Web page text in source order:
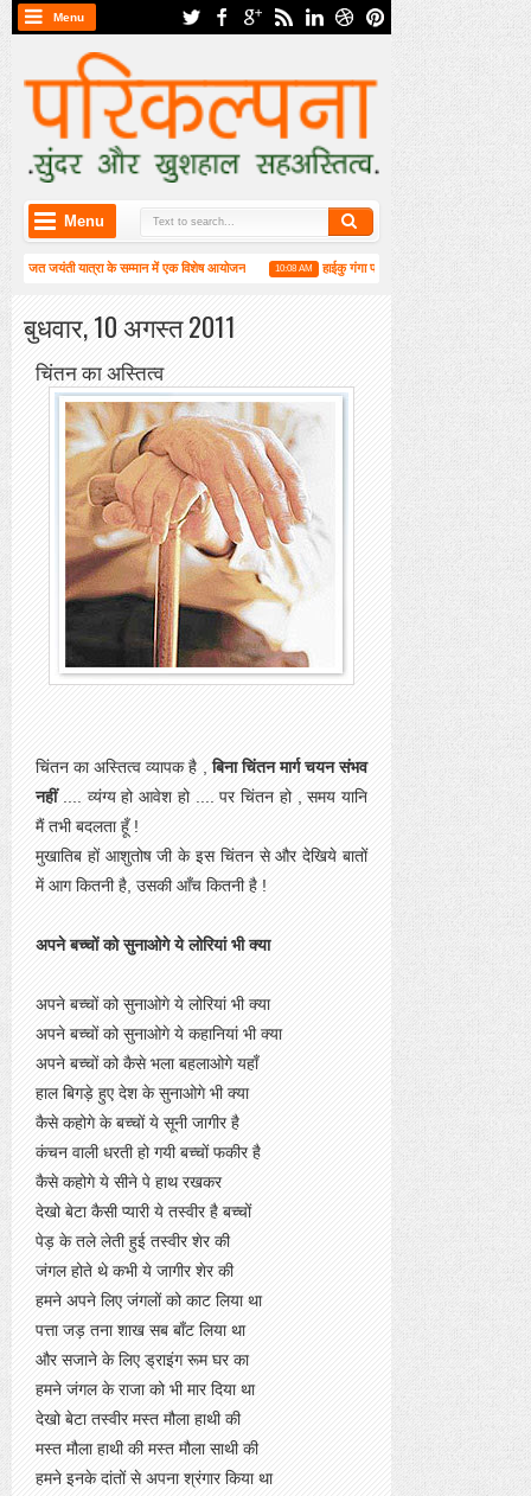
Menu
Menu
जयंती यात्रा के सम्मान में एक विशेष आयोजन 10:08 AM हाईकु गंगा पटल पर हाइगा की कार्यशाला संपन्न
बुधवार, 10 अगस्त 2011
चिंतन का अस्तित्व
चिंतन का अस्तित्व व्यापक है ,बिना चिंतन मार्ग चयन संभव
नहीं.... व्यंग्य हो आवेश हो .... पर चिंतन हो , समय यानि
मैं तभी बदलता हूँ !
मुखातिब हों आशुतोष जी के इस चिंतन से और देखिये बातों
में आग कितनी है, उसकी आँच कितनी है !
अपने बच्चों को सुनाओगे ये लोरियां भी क्या
अपने बच्चों को सुनाओगे ये लोरियां भी क्या
अपने बच्चों को सुनाओगे ये कहानियां भी क्या
अपने बच्चों को कैसे भला बहलाओगे यहाँ
हाल बिगड़े हुए देश के सुनाओगे भी क्या
कैसे कहोगे के बच्चों ये सूनी जागीर है
कंचन वाली धरती हो गयी बच्चों फकीर है
कैसे कहोगे ये सीने पे हाथ रखकर
देखो बेटा कैसी प्यारी ये तस्वीर है बच्चों
पेड़ के तले लेती हुई तस्वीर शेर की
जंगल होते थे कभी ये जागीर शेर की
हमने अपने लिए जंगलों को काट लिया था
पत्ता जड़ तना शाख सब बाँट लिया था
और सजाने के लिए ड्राइंग रूम घर का
हमने जंगल के राजा को भी मार दिया था
देखो बेटा तस्वीर मस्त मौला हाथी की
मस्त मौला हाथी की मस्त मौला साथी की
हमने इनके दांतों से अपना श्रंगार किया था